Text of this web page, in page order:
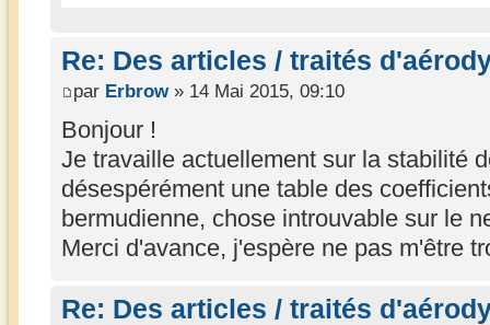
Re: Des articles / traités
par Erbrow» 14 Mai 2015, 09:10
Bonjour !
Je travaille actuellement sur la stabilité
désespérément une table des
bermudienne, chose introuvable sur le
Merci d'avance, j'espère ne pas m'être
Re: Des articles / traités